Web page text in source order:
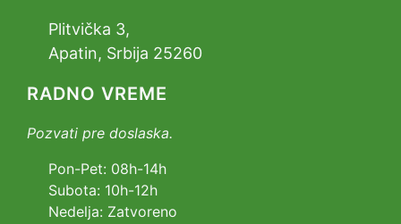
Plitvička 3,
Apatin, Srbija 25260
RADNO VREME
Pozvati pre doslaska.
Pon-Pet: 08h-14h
Subota: 10h-12h
Nedelja: Zatvoreno